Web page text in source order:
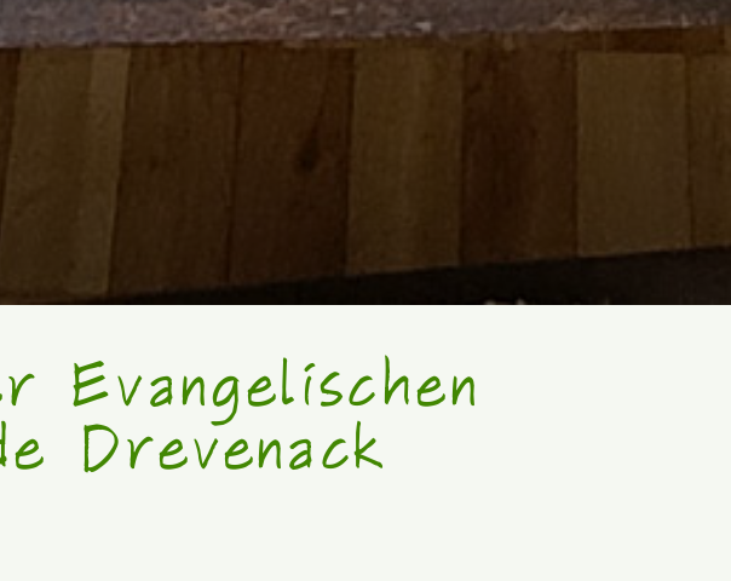
Evangelischen
Drevenack